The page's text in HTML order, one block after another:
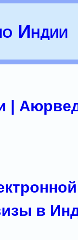
Индии
|
в